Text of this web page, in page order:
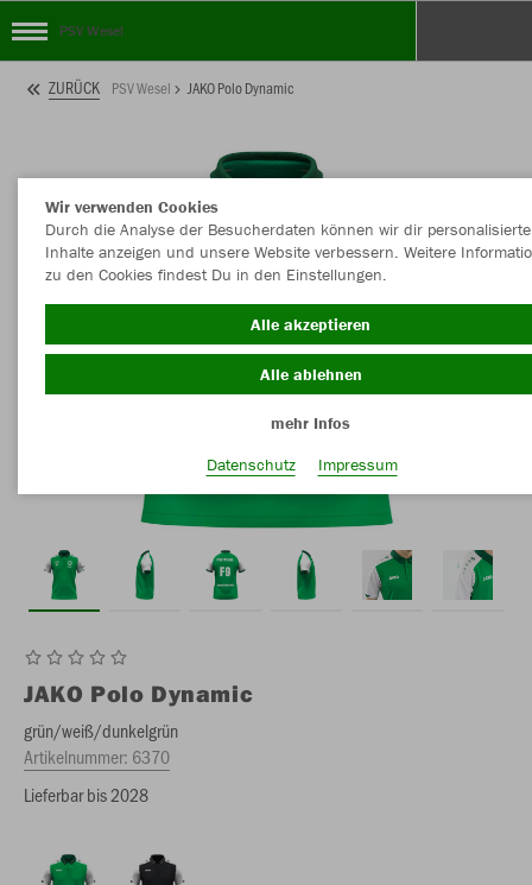
PSV Wesel
ZURÜCK PSV Wesel JAKO Polo Dynamic
JAKO Polo Dynamic
grün/weiß/dunkelgrün
Artikelnummer: 6370
Lieferbar bis 2028
Wir verwenden Cookies
Durch die Analyse der Besucherdaten können wir dir personalisierte
Inhalte anzeigen und unsere Website verbessern. Weitere
zu den Cookies findest Du in den Einstellungen.
Alle akzeptieren
Alle ablehnen
mehr Infos
Datenschutz
Impressum